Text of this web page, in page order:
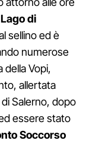
di
sellino ed è
numerose
Vopi,
allertata
di Salerno, dopo
essere stato
Soccorso